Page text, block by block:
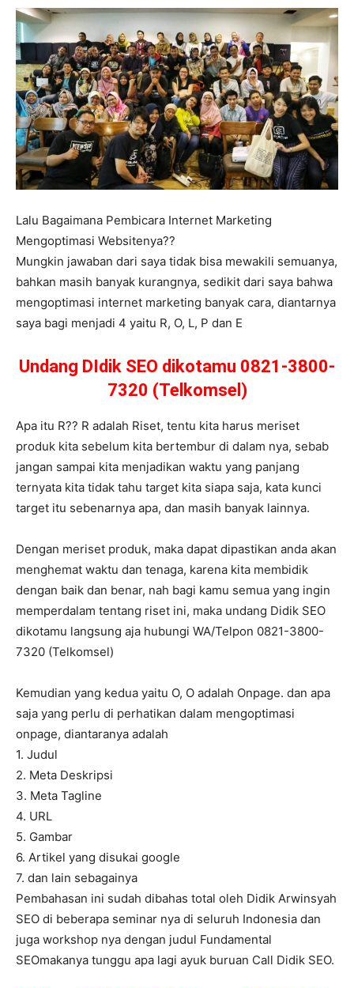
Lalu Bagaimana Pembicara Internet Marketing
Mengoptimasi Websitenya??
Mungkin jawaban dari saya tidak bisa mewakili semuanya,
bahkan masih banyak kurangnya, sedikit dari saya bahwa
mengoptimasi internet marketing banyak cara, diantarnya
saya bagi menjadi 4 yaitu R, O, L, P dan E
Undang DIdik SEO dikotamu 0821-3800-
7320 (Telkomsel)
Apa itu R?? R adalah Riset, tentu kita harus meriset
produk kita sebelum kita bertembur di dalam nya, sebab
jangan sampai kita menjadikan waktu yang panjang
ternyata kita tidak tahu target kita siapa saja, kata kunci
target itu sebenarnya apa, dan masih banyak lainnya.
Dengan meriset produk, maka dapat dipastikan anda akan
menghemat waktu dan tenaga, karena kita membidik
dengan baik dan benar, nah bagi kamu semua yang ingin
memperdalam tentang riset ini, maka undang Didik SEO
dikotamu langsung aja hubungi WA/Telpon 0821-3800-
7320 (Telkomsel)
Kemudian yang kedua yaitu O, O adalah Onpage. dan apa
saja yang perlu di perhatikan dalam mengoptimasi
onpage, diantaranya adalah
1. Judul
2. Meta Deskripsi
3. Meta Tagline
4. URL
5. Gambar
6. Artikel yang disukai google
7. dan lain sebagainya
Pembahasan ini sudah dibahas total oleh Didik Arwinsyah
SEO di beberapa seminar nya di seluruh Indonesia dan
juga workshop nya dengan judul Fundamental
SEOmakanya tunggu apa lagi ayuk buruan Call Didik SEO.